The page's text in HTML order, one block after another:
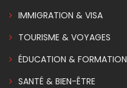
IMMIGRATION & VISA
TOURISME & VOYAGES
ÉDUCATION & FORMATION
SANTÉ & BIEN-ÊTRE